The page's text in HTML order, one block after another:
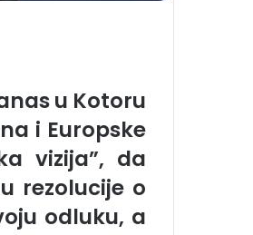
u Kotoru
i Europske
vizija”, da
rezolucije o
odluku, a